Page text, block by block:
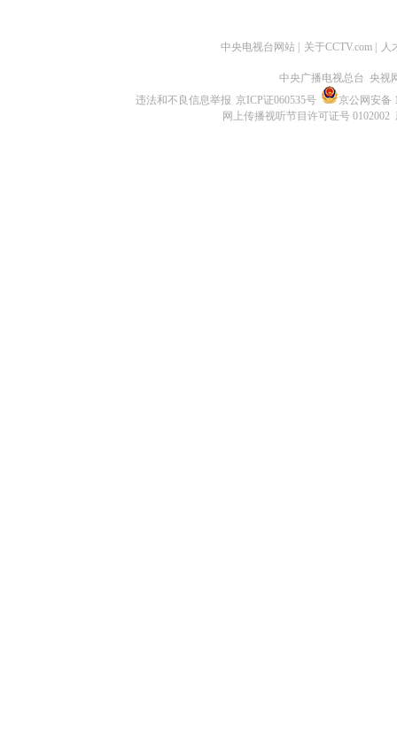
中央电视台网站 关于CCTV.com 人
中央广播电视总台 央视
违法和不良信息举报 京ICP证060535号
京公网安备
网上传播视听节目许可证号 0102002